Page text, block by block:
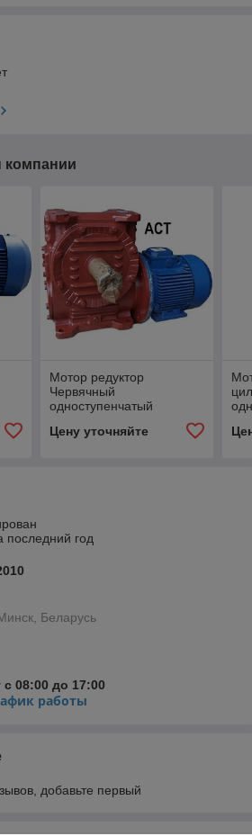
Мотор редуктор
Червячный
одноступенчатый
Цену уточняйте
последний год
Беларусь
с 08:00 до 17:00
работы
добавьте первый